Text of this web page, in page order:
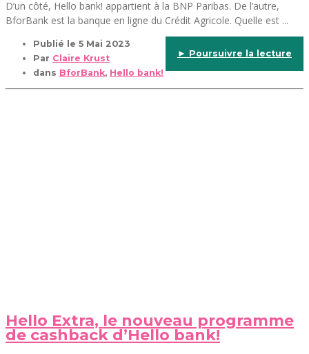
D’un côté, Hello bank! appartient à la BNP Paribas. De l’autre,
BforBank est la banque en ligne du Crédit Agricole. Quelle est ...
Publié le 5 Mai 2023
Par Claire Krust
dans BforBank, Hello bank!
► Poursuivre la lecture
Hello Extra, le nouveau programme
de cashback d’Hello bank!